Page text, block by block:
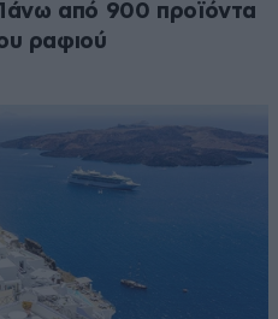
από 900 προϊόντα
ραφιού